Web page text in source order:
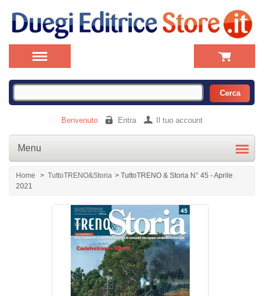
Benvenuto Entra Il tuo account
Menu
Home > TuttoTRENO&Storia > TuttoTRENO & Storia N° 45 - Aprile
2021